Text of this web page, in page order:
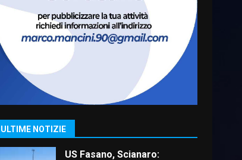
ULTIME NOTIZIE
7
La magia del Minareto e la
prima assoluta de “L’Albergo
Belvedere. Il rapimento”
6 Agosto 2026 06:15
1
“I Contestatori: Musica di
Rivoluzione”: nuovo
appuntamento con “Fasano in
US Fasano, Scianaro: